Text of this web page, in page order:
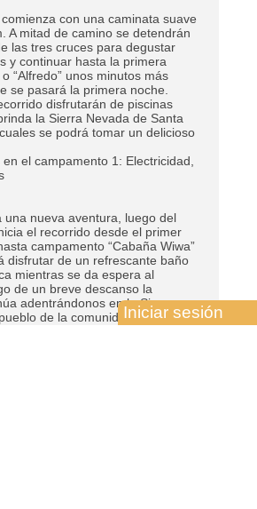
con una caminata suave
A mitad de camino se detendrán
las tres cruces para degustar
y continuar hasta la primera
o “Alfredo” unos minutos más
se pasará la primera noche.
disfrutarán de piscinas
la Sierra Nevada de Santa
se podrá tomar un delicioso
el campamento 1: Electricidad,
una nueva aventura, luego del
el recorrido desde el primer
campamento “Cabaña Wiwa”
disfrutar de un refrescante baño
mientras se da espera al
de un breve descanso la
adentrándonos en la Sierra,
de la comunidad KoguiIniciar sesión